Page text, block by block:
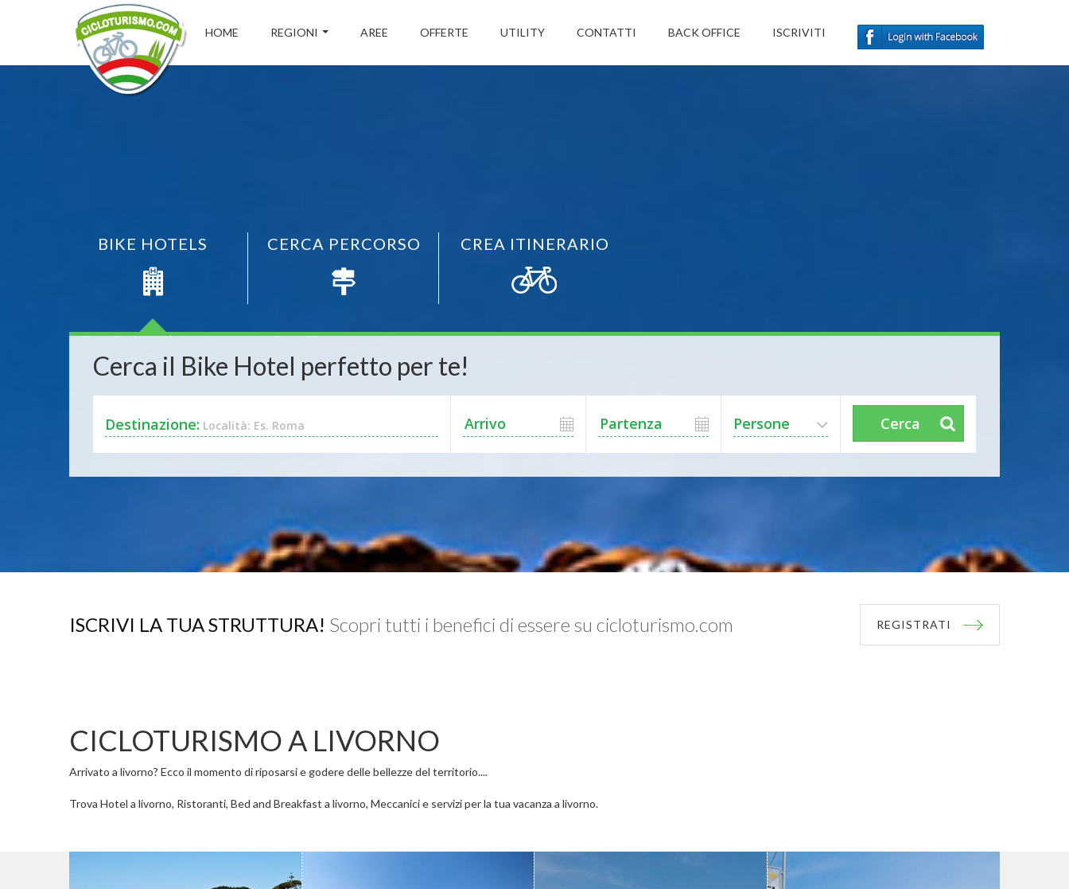
HOME REGIONI AREE OFFERTE UTILITY CONTATTI BACK OFFICE ISCRIVITI
BIKE HOTELS CERCA PERCORSO CREA ITINERARIO
Cerca il Bike Hotel perfetto per te!
Destinazione: Località: Es. Roma Persone Cerca
ISCRIVI LA TUA STRUTTURA! Scopri tutti i benefici di essere su cicloturismo.com REGISTRATI
CICLOTURISMO A LIVORNO
Arrivato a livorno? Ecco il momento di riposarsi e godere delle bellezze del territorio....
Trova Hotel a livorno, Ristoranti, Bed and Breakfast a livorno, Meccanici e servizi per la tua vacanza a livorno.